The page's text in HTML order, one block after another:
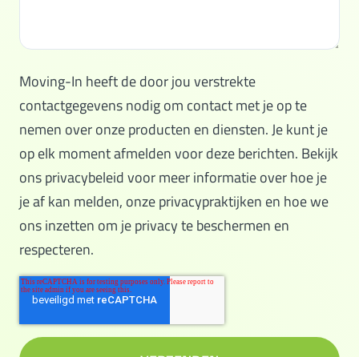
Moving-In heeft de door jou verstrekte
contactgegevens nodig om contact met je op te
nemen over onze producten en diensten. Je kunt je
op elk moment afmelden voor deze berichten. Bekijk
ons privacybeleid voor meer informatie over hoe je
je af kan melden, onze privacypraktijken en hoe we
ons inzetten om je privacy te beschermen en
respecteren.